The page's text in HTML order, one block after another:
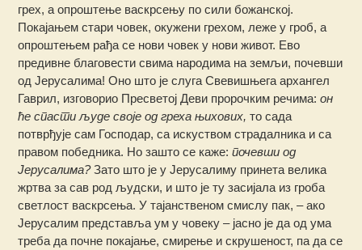
грех, а опроштење васкрсењу по сили божанској.
Покајањем стари човек, окужени грехом, леже у гроб, а
опроштењем рађа се нови човек у нови живот. Ево
предивне благовести свима народима на земљи, почевши
од Јерусалима! Оно што је слуга Свевишњега архангел
Гаврил, изговорио Пресветој Деви пророчким речима:он
ће спасти људе своје од греха њихових, то сада
потврђује сам Господар, са искуством страдалника и са
правом победника. Но зашто се каже:почевши од
Јерусалима?Зато што је у Јерусалиму принета велика
жртва за сав род људски, и што је ту засијала из гроба
светлост васкрсења. У тајанственом смислу пак, – ако
Јерусалим представља ум у човеку – јасно је да од ума
треба да почне покајање, смирење и скрушеност, па да се